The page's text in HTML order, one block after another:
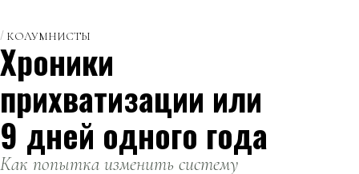
КОЛУМНИСТЫ
Хроники
прихватизации или
9 дней одного года
Как попытка изменить систему